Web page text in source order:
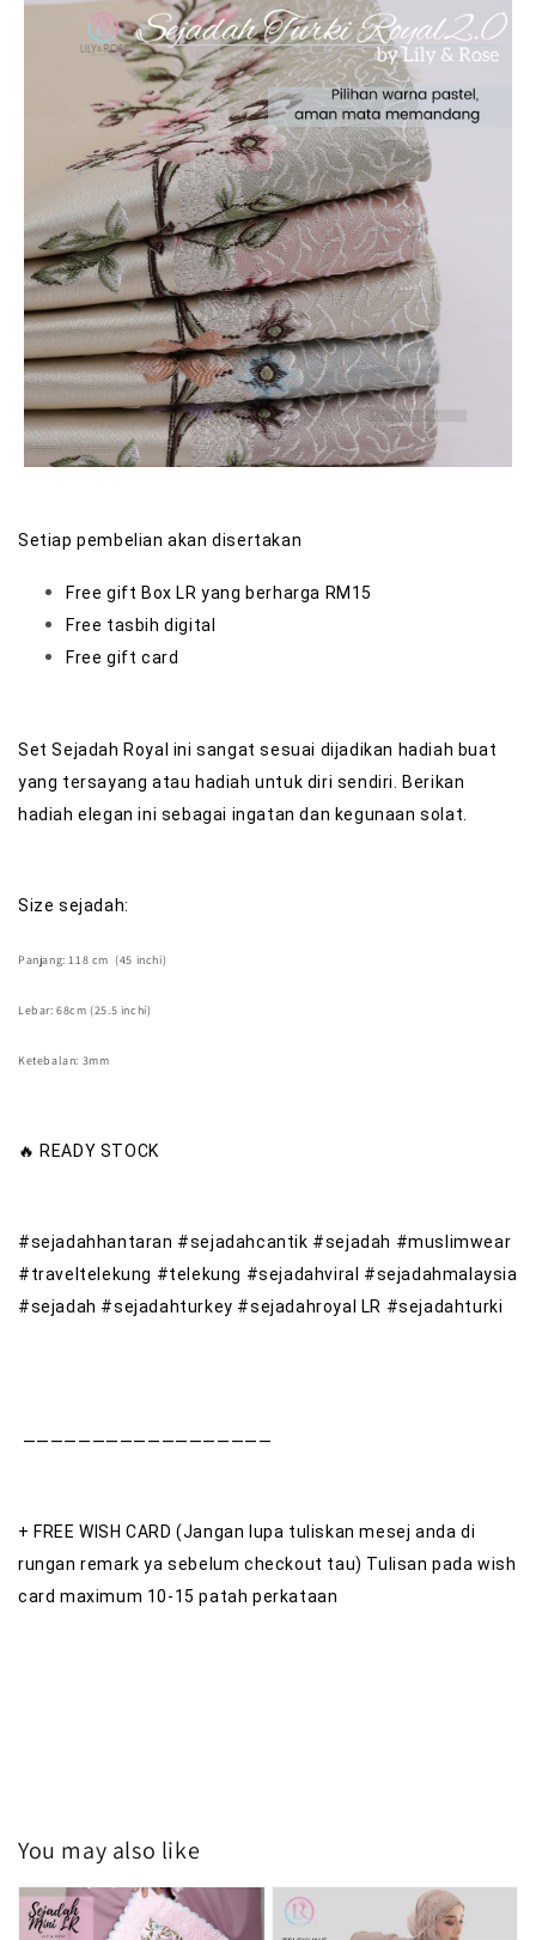
Setiap pembelian akan disertakan
Free gift Box LR yang berharga RM15
Free tasbih digital
Free gift card
Set Sejadah Royal ini sangat sesuai dijadikan hadiah buat
yang tersayang atau hadiah untuk diri sendiri. Berikan
hadiah elegan ini sebagai ingatan dan kegunaan solat.
Size sejadah:
Panjang: 118 cm (45 inchi)
Lebar: 68cm (25.5 inchi)
Ketebalan: 3mm
🔥 READY STOCK
#sejadahhantaran #sejadahcantik #sejadah #muslimwear
#traveltelekung #telekung #sejadahviral #sejadahmalaysia
#sejadah #sejadahturkey #sejadahroyal LR #sejadahturki
——————————————————
+ FREE WISH CARD (Jangan lupa tuliskan mesej anda di
rungan remark ya sebelum checkout tau) Tulisan pada wish
card maximum 10-15 patah perkataan
You may also like